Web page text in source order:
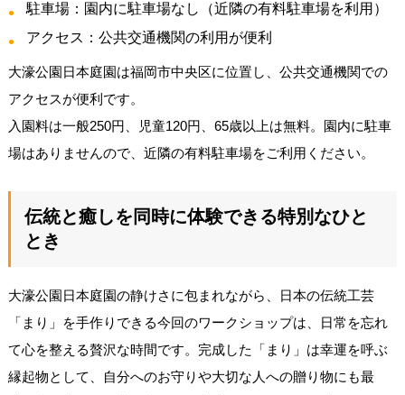
駐車場：園内に駐車場なし（近隣の有料駐車場を利用）
アクセス：公共交通機関の利用が便利
大濠公園日本庭園は福岡市中央区に位置し、公共交通機関での
アクセスが便利です。
入園料は一般250円、児童120円、65歳以上は無料。園内に駐車
場はありませんので、近隣の有料駐車場をご利用ください。
伝統と癒しを同時に体験できる特別なひと
とき
大濠公園日本庭園の静けさに包まれながら、日本の伝統工芸
「まり」を手作りできる今回のワークショップは、日常を忘れ
て心を整える贅沢な時間です。完成した「まり」は幸運を呼ぶ
縁起物として、自分へのお守りや大切な人への贈り物にも最